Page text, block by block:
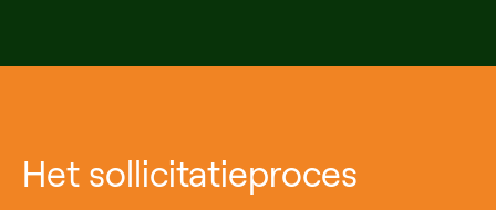
Het sollicitatieproces